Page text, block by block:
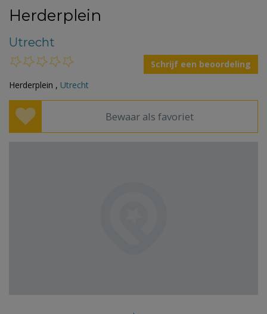
Herderplein
Utrecht
Schrijf een beoordeling
Herderplein , Utrecht
Bewaar als favoriet